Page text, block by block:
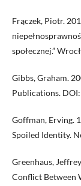
Frączek, Piotr.
społecznej.”
Gibbs, Graham.
Publications. DOI:
Goffman, Erving.
Spoiled Identity.
Greenhaus,
Conflict Between